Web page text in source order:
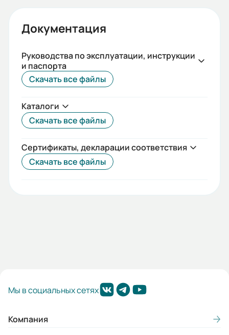
Документация
Руководства по эксплуатации, инструкции
и паспорта
Скачать все файлы
Каталоги
Скачать все файлы
Сертификаты, декларации соответствия
Скачать все файлы
Мы в социальных сетях
Компания